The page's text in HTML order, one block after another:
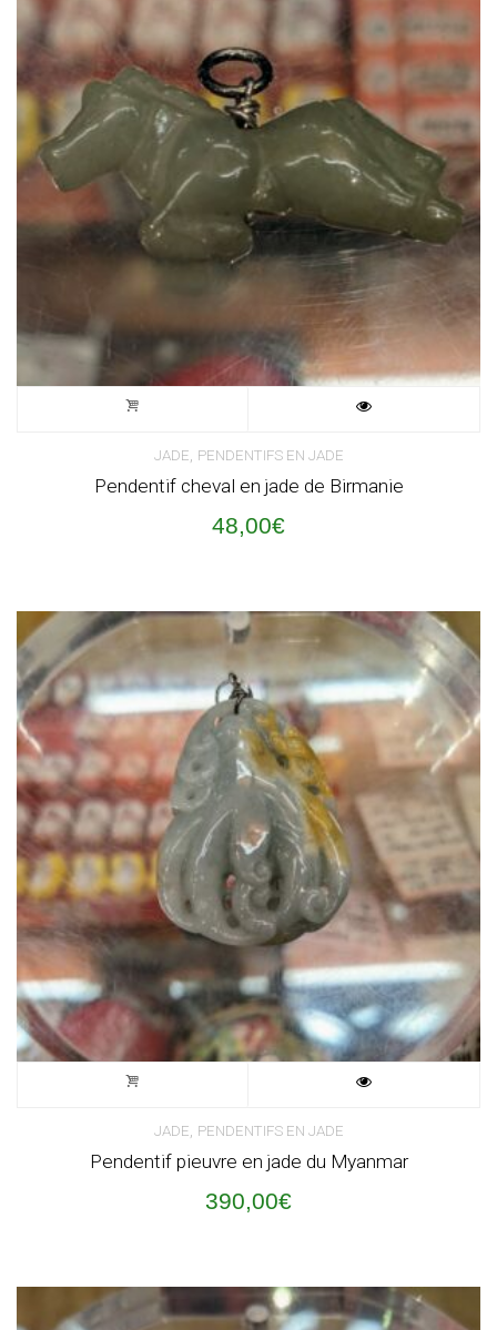
JADE, PENDENTIFS EN JADE
Pendentif cheval en jade de Birmanie
48,00€
JADE, PENDENTIFS EN JADE
Pendentif pieuvre en jade du Myanmar
390,00€